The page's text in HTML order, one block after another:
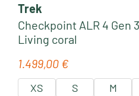
Trek
Checkpoint ALR 4 Gen
Living coral
Regulärer Preis:
1.499,00 €
XS S M